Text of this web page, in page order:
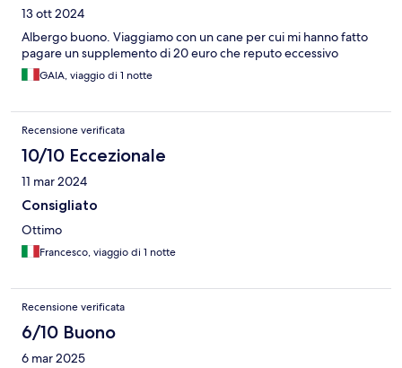
13 ott 2024
Albergo buono. Viaggiamo con un cane per cui mi hanno fatto
pagare un supplemento di 20 euro che reputo eccessivo
GAIA, viaggio di 1 notte
Recensione verificata
10/10 Eccezionale
11 mar 2024
Consigliato
Ottimo
Francesco, viaggio di 1 notte
Recensione verificata
6/10 Buono
6 mar 2025